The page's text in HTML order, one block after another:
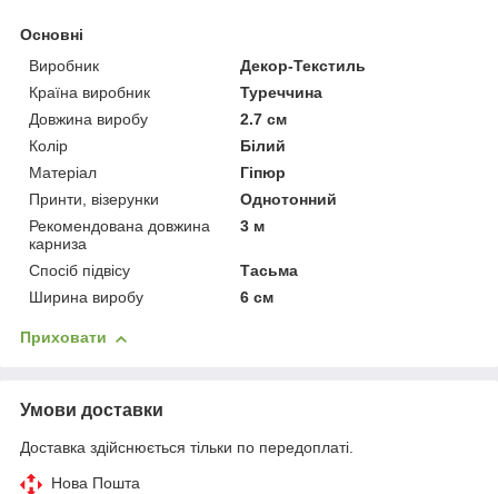
Основні
Виробник
Декор-Текстиль
Країна виробник
Туреччина
Довжина виробу
2.7 см
Колір
Білий
Матеріал
Гіпюр
Принти, візерунки
Однотонний
Рекомендована довжина
карниза
3 м
Спосіб підвісу
Тасьма
Ширина виробу
6 см
Приховати
Умови доставки
Доставка здійснюється тільки по передоплаті.
Нова Пошта